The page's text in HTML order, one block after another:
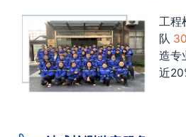
工程
队
造专
近